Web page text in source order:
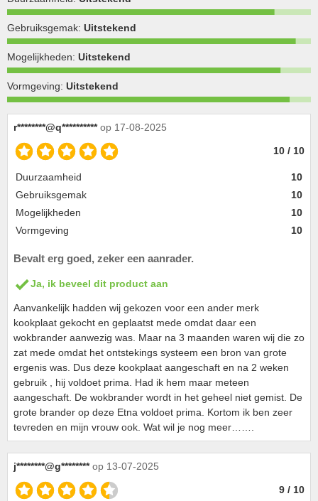
Gebruiksgemak: Uitstekend
Mogelijkheden: Uitstekend
Vormgeving: Uitstekend
r********@q********** op 17-08-2025
10 / 10
Duurzaamheid
10
Gebruiksgemak
10
Mogelijkheden
10
Vormgeving
10
Bevalt erg goed, zeker een aanrader.
Ja, ik beveel dit product aan
Aanvankelijk hadden wij gekozen voor een ander merk
kookplaat gekocht en geplaatst mede omdat daar een
wokbrander aanwezig was. Maar na 3 maanden waren wij die zo
zat mede omdat het ontstekings systeem een bron van grote
ergenis was. Dus deze kookplaat aangeschaft en na 2 weken
gebruik , hij voldoet prima. Had ik hem maar meteen
aangeschaft. De wokbrander wordt in het geheel niet gemist. De
grote brander op deze Etna voldoet prima. Kortom ik ben zeer
tevreden en mijn vrouw ook. Wat wil je nog meer…….
j********@g******** op 13-07-2025
9 / 10